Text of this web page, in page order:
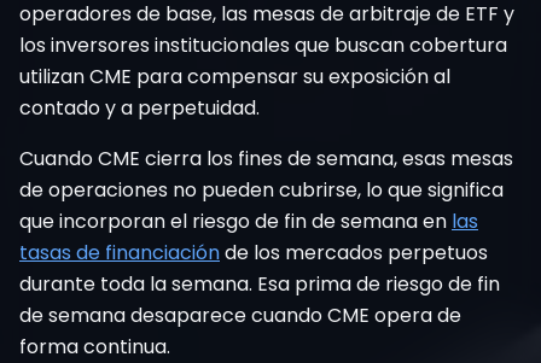
operadores de base, las mesas de arbitraje de ETF y
los inversores institucionales que buscan cobertura
utilizan CME para compensar su exposición al
contado y a perpetuidad.
Cuando CME cierra los fines de semana, esas mesas
de operaciones no pueden cubrirse, lo que significa
que incorporan el riesgo de fin de semana en las
tasas de financiaciónde los mercados perpetuos
durante toda la semana. Esa prima de riesgo de fin
de semana desaparece cuando CME opera de
forma continua.